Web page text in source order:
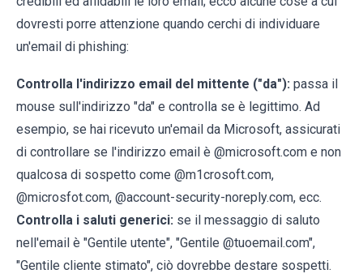
dovresti porre attenzione quando cerchi di individuare
un'email di phishing:
Controlla l'indirizzo email del mittente ("da"): passa il
mouse sull'indirizzo "da" e controlla se è legittimo. Ad
esempio, se hai ricevuto un'email da Microsoft, assicurati
di controllare se l'indirizzo email è @microsoft.com e non
qualcosa di sospetto come @m1crosoft.com,
@microsfot.com, @account-security-noreply.com, ecc.
Controlla i saluti generici: se il messaggio di saluto
nell'email è "Gentile utente", "Gentile @tuoemail.com",
"Gentile cliente stimato", ciò dovrebbe destare sospetti.